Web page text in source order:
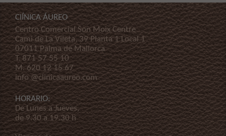
ClÍNICA ÁUREO
Centro Comercial Son Moix Centre
Cami de La Vileta, 39 Planta 1 Local 1
07011 Palma de Mallorca
T.871 57 55 10
M.620 12 15 67
info @clinicaaureo.com
HORARIO:
De Lunes a Jueves,
de 9.30 a 19.30 h